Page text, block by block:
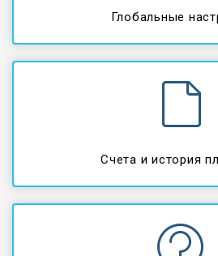
Глобальные
Счета и история